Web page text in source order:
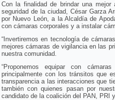
Con la finalidad de brindar una
seguridad de la ciudad, César Garza
por Nuevo León, a la Alcaldía de
con cámaras corporales y a instalar
“Invertiremos en tecnología de
mejores cámaras de vigilancia en las
nuestra comunidad.
“Proponemos equipar con
principalmente con los tránsitos que
transparencia a las interacciones que
también con quienes pasan por
candidato de la coalición del PAN, PRI